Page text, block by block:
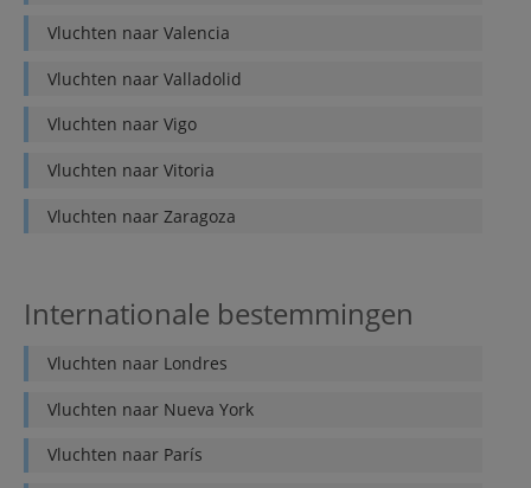
Vluchten naar Valencia
Vluchten naar Valladolid
Vluchten naar Vigo
Vluchten naar Vitoria
Vluchten naar Zaragoza
Internationale bestemmingen
Vluchten naar Londres
Vluchten naar Nueva York
Vluchten naar París